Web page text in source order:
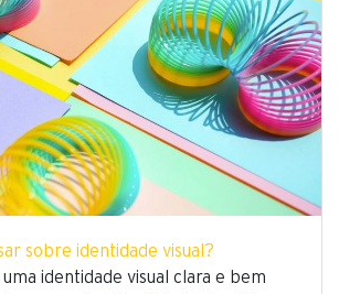
sobre identidade visual?
identidade visual clara e bem